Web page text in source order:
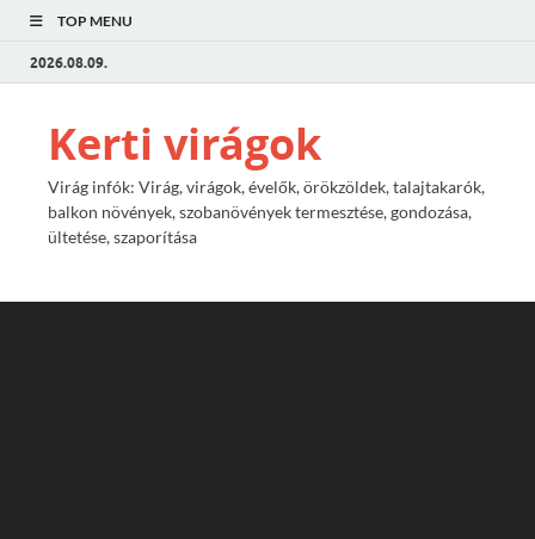
TOP MENU
2026.08.09.
Kerti virágok
Virág infók: Virág, virágok, évelők, örökzöldek, talajtakarók,
balkon növények, szobanövények termesztése, gondozása,
ültetése, szaporítása